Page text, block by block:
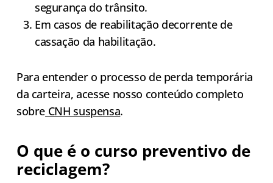
segurança do trânsito.
Em casos de reabilitação decorrente de
cassação da habilitação.
Para entender o processo de perda temporária
da carteira, acesse nosso conteúdo completo
sobre CNH suspensa.
O que é o curso preventivo de
reciclagem?